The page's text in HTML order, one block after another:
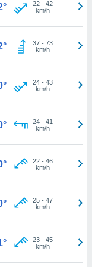
22- 42
km/h
37- 73
km/h
24- 43
km/h
24- 41
km/h
22- 46
km/h
25- 47
km/h
23- 45
km/h